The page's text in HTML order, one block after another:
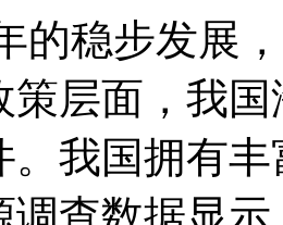
稳步发展
策层面，我
。我国拥有